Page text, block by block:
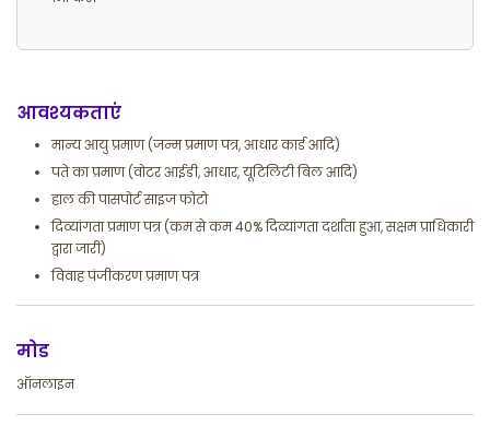
आवश्यकताएं
मान्य आयु प्रमाण (जन्म प्रमाण पत्र, आधार कार्ड आदि)
पते का प्रमाण (वोटर आईडी, आधार, यूटिलिटी बिल आदि)
हाल की पासपोर्ट साइज फोटो
दिव्यांगता प्रमाण पत्र (कम से कम 40% दिव्यांगता दर्शाता हुआ, सक्षम प्राधिकारी
द्वारा जारी)
विवाह पंजीकरण प्रमाण पत्र
मोड
ऑनलाइन